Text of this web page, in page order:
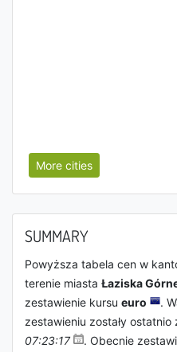
More cities
SUMMARY
Powyższa tabela cen w
terenie miasta Łaziska
zestawienie kursu euro
.
zestawieniu zostały
07:23:17
. Obecnie